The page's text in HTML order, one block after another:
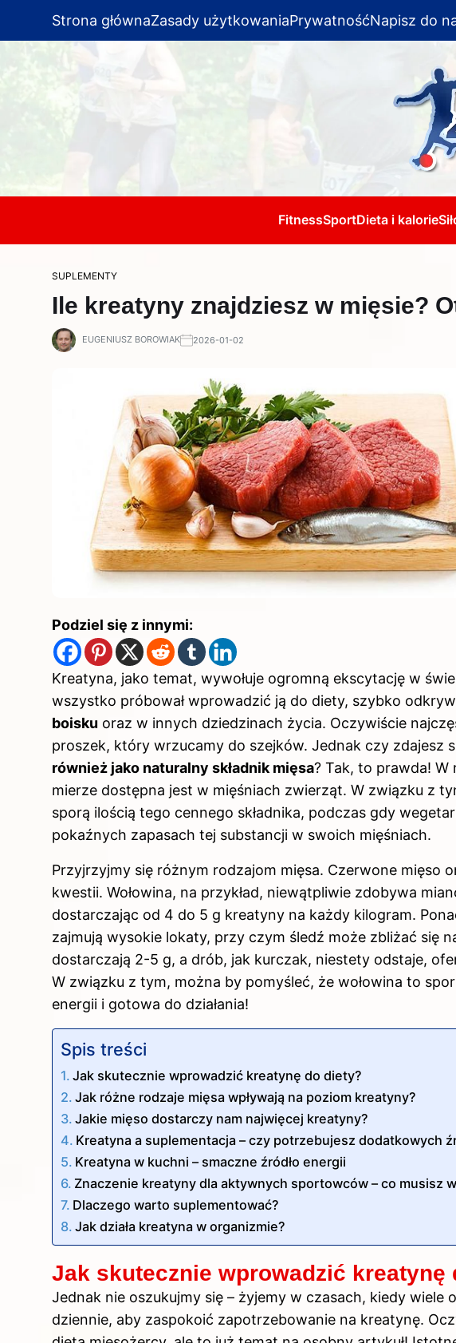
Strona głównaZasady użytkowaniaPrywatnośćNapisz do
FitnessSportDieta i kalorie
SUPLEMENTY
Ile kreatyny znajdziesz w mięsie?
EUGENIUSZ BOROWIAK 2026-01-02
Podziel się z innymi:
Kreatyna, jako temat, wywołuje ogromną ekscytację w
wszystko próbował wprowadzić ją do diety, szybko
boisku oraz w innych dziedzinach życia. Oczywiście
proszek, który wrzucamy do szejków. Jednak czy zdajesz
również jako naturalny składnik mięsa? Tak, to prawda!
mierze dostępna jest w mięśniach zwierząt. W związku z
sporą ilością tego cennego składnika, podczas gdy
pokaźnych zapasach tej substancji w swoich mięśniach.
Przyjrzyjmy się różnym rodzajom mięsa. Czerwone mięso
kwestii. Wołowina, na przykład, niewątpliwie zdobywa
dostarczając od 4 do 5 g kreatyny na każdy kilogram.
zajmują wysokie lokaty, przy czym śledź może zbliżać się
dostarczają 2-5 g, a drób, jak kurczak, niestety odstaje,
W związku z tym, można by pomyśleć, że wołowina to
energii i gotowa do działania!
Spis treści
Jak skutecznie wprowadzić kreatynę do diety?
Jak różne rodzaje mięsa wpływają na poziom kreatyny?
Jakie mięso dostarczy nam najwięcej kreatyny?
Kreatyna a suplementacja – czy potrzebujesz dodatkowych
Kreatyna w kuchni – smaczne źródło energii
Znaczenie kreatyny dla aktywnych sportowców – co musisz
Dlaczego warto suplementować?
Jak działa kreatyna w organizmie?
Jak skutecznie wprowadzić kreatynę
Jednak nie oszukujmy się – żyjemy w czasach, kiedy wiele
dziennie, aby zaspokoić zapotrzebowanie na kreatynę.